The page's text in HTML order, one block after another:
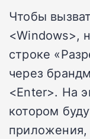
Чтобы
<Windows>,
строке
через
<Enter>. На
котором
приложения,